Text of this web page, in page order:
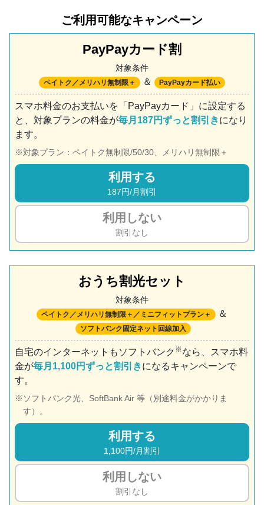
ご利用可能なキャンペーン
PayPayカード割
対象条件
ペイトク／メリハリ無制限＋ ＆ PayPayカード払い
スマホ料金のお支払いを「PayPayカード」に設定する
と、対象プランの料金が毎月187円ずっと割引きになり
ます。
対象プラン：ペイトク無制限/50/30、メリハリ無制限＋
利用する
187円/月割引
利用しない
割引なし
おうち割光セット
対象条件
ペイトク／メリハリ無制限＋／ミニフィットプラン＋ ＆
ソフトバンク固定ネット回線加入
自宅のインターネットもソフトバンク ※なら、スマホ料
金が毎月1,100円ずっと割引きになるキャンペーンで
す。
ソフトバンク光、SoftBank Air 等（別途料金がかかりま
す）。
利用する
1,100円/月割引
利用しない
割引なし